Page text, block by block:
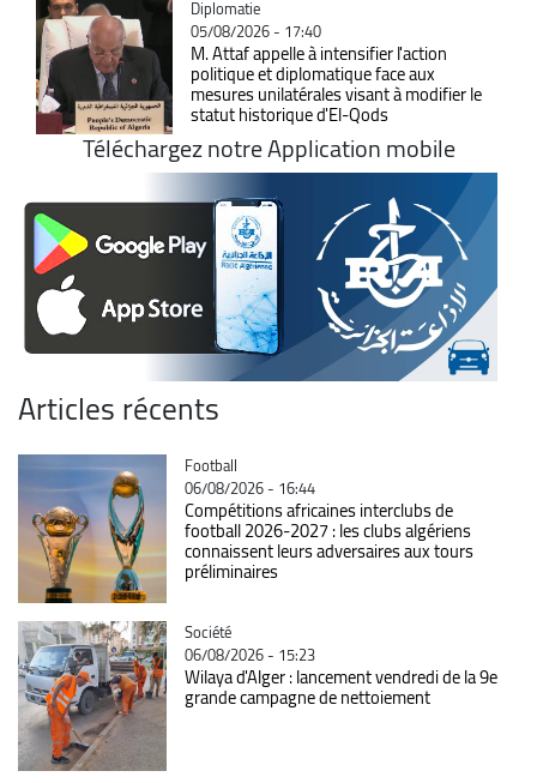
Catégorie
Diplomatie
05/08/2026 - 17:40
M. Attaf appelle à intensifier l'action
politique et diplomatique face aux
mesures unilatérales visant à modifier le
statut historique d'El-Qods
Téléchargez notre Application mobile
Articles récents
Catégorie
Football
06/08/2026 - 16:44
Compétitions africaines interclubs de
football 2026-2027 : les clubs algériens
connaissent leurs adversaires aux tours
préliminaires
Catégorie
Société
06/08/2026 - 15:23
Wilaya d'Alger : lancement vendredi de la 9e
grande campagne de nettoiement